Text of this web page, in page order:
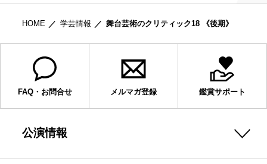
HOME 学芸情報 舞台芸術のクリティック18 《後期》
FAQ・お問合せ メルマガ登録 鑑賞サポート
公演情報